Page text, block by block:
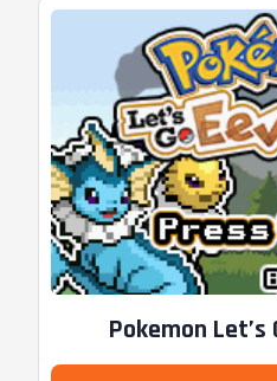
Pokemon Let’s